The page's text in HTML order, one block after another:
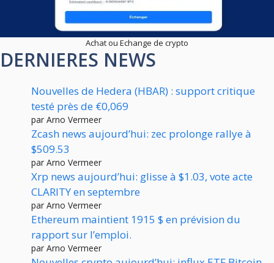
Achat ou Echange de crypto
DERNIERES NEWS
Nouvelles de Hedera (HBAR) : support critique
testé près de €0,069
par Arno Vermeer
Zcash news aujourd’hui: zec prolonge rallye à
$509.53
par Arno Vermeer
Xrp news aujourd’hui: glisse à $1.03, vote acte
CLARITY en septembre
par Arno Vermeer
Ethereum maintient 1915 $ en prévision du
rapport sur l’emploi.
par Arno Vermeer